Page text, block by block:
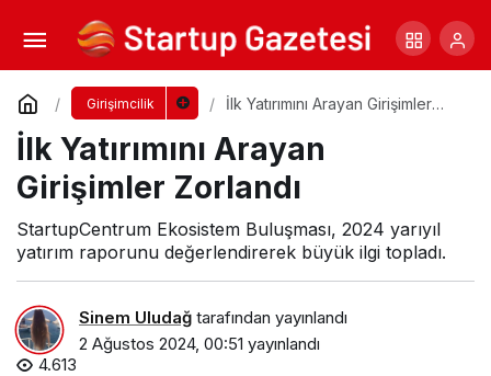
Girişimcilik
İlk Yatırımını Arayan Girişimler
İlk Yatırımını Arayan
Girişimler Zorlandı
StartupCentrum Ekosistem Buluşması, 2024 yarıyıl
yatırım raporunu değerlendirerek büyük ilgi topladı.
Sinem Uludağ tarafından yayınlandı
2 Ağustos 2024, 00:51 yayınlandı
4.613
Astra Kariyer Zirvesi 2024 İçin Geri Sayım!
Yorum Yap Paylaş